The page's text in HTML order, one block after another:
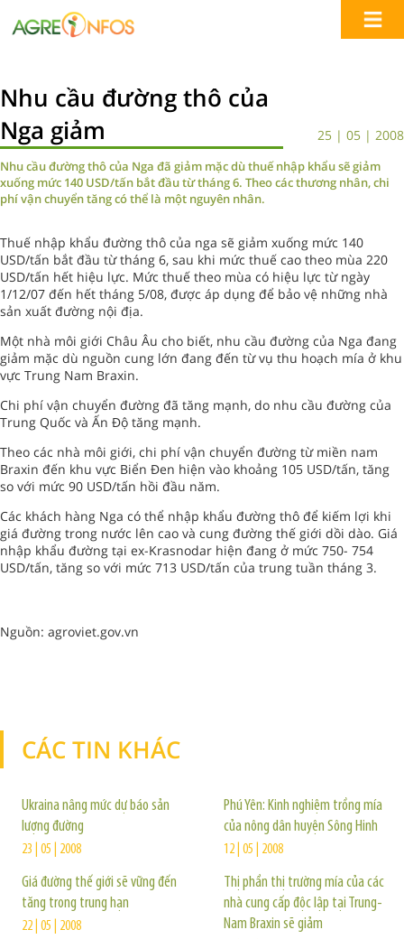
Nhu cầu đường thô của
Nga giảm
25 | 05 | 2008
Nhu cầu đường thô của Nga đã giảm mặc dù thuế nhập khẩu sẽ giảm
xuống mức 140 USD/tấn bắt đầu từ tháng 6. Theo các thương nhân, chi
phí vận chuyển tăng có thể là một nguyên nhân.
Thuế nhập khẩu đường thô của nga sẽ giảm xuống mức 140
USD/tấn bắt đầu từ tháng 6, sau khi mức thuế cao theo mùa 220
USD/tấn hết hiệu lực. Mức thuế theo mùa có hiệu lực từ ngày
1/12/07 đến hết tháng 5/08, được áp dụng để bảo vệ những nhà
sản xuất đường nội địa.
Một nhà môi giới Châu Âu cho biết, nhu cầu đường của Nga đang
giảm mặc dù nguồn cung lớn đang đến từ vụ thu hoạch mía ở khu
vực Trung Nam Braxin.
Chi phí vận chuyển đường đã tăng mạnh, do nhu cầu đường của
Trung Quốc và Ấn Độ tăng mạnh.
Theo các nhà môi giới, chi phí vận chuyển đường từ miền nam
Braxin đến khu vực Biển Đen hiện vào khoảng 105 USD/tấn, tăng
so với mức 90 USD/tấn hồi đầu năm.
Các khách hàng Nga có thể nhập khẩu đường thô để kiếm lợi khi
giá đường trong nước lên cao và cung đường thế giới dồi dào. Giá
nhập khẩu đường tại ex-Krasnodar hiện đang ở mức 750- 754
USD/tấn, tăng so với mức 713 USD/tấn của trung tuần tháng 3.
Nguồn: agroviet.gov.vn
CÁC TIN KHÁC
Ukraina nâng mức dự báo sản
lượng đường
23 | 05 | 2008
Giá đường thế giới sẽ vững đến
tăng trong trung hạn
22 | 05 | 2008
Phú Yên: Kinh nghiệm trồng mía
của nông dân huyện Sông Hinh
12 | 05 | 2008
Thị phần thị trường mía của các
nhà cung cấp độc lập tại Trung-
Nam Braxin sẽ giảm